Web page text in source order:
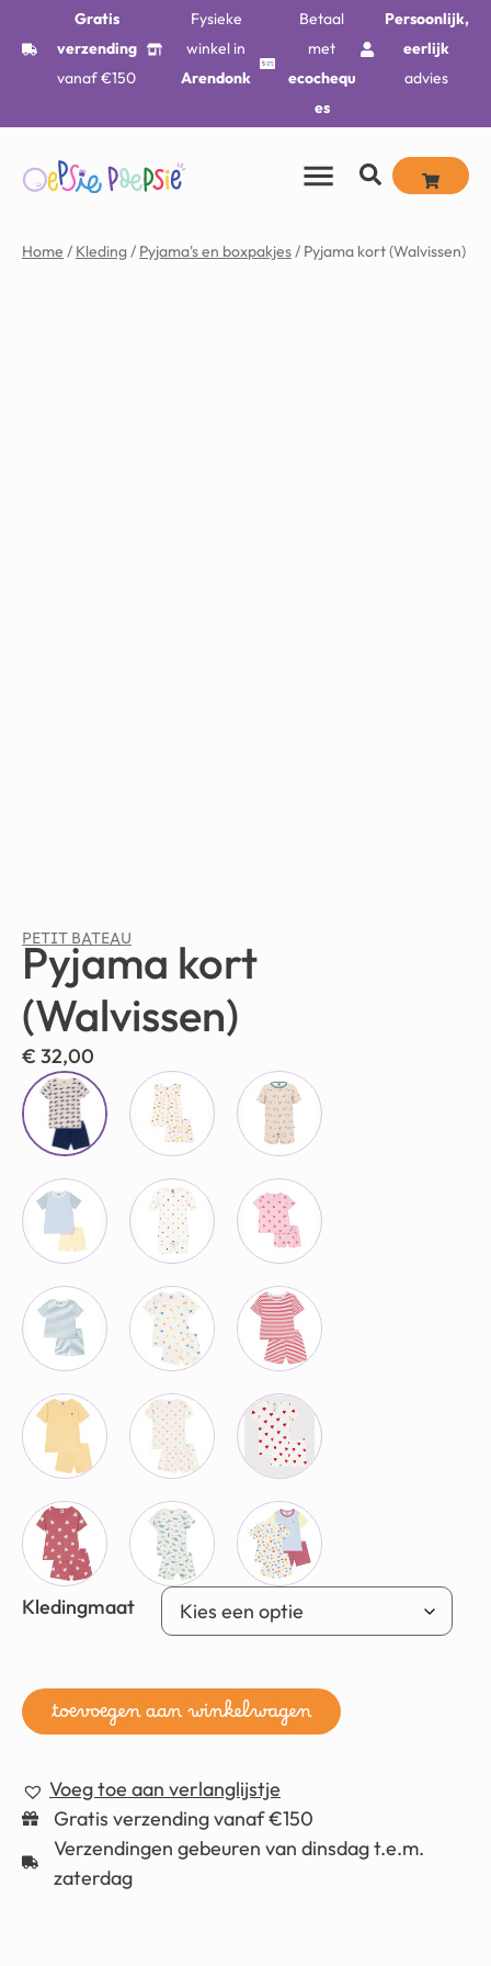
Gratis
verzending
vanaf €150
Fysieke
winkel in
Arendonk
Betaal
met
ecochequ
es
Persoonlijk,
eerlijk
advies
Home / Kleding/ Pyjama's en boxpakjes/ Pyjama kort (Walvissen)
PETIT BATEAU
Pyjama kort
(Walvissen)
€ 32,00
Kledingmaat
toevoegen aan winkelwagen
Voeg toe aan verlanglijstje
Gratis verzending vanaf €150
Verzendingen gebeuren van dinsdag t.e.m.
zaterdag